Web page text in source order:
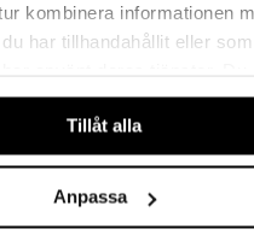
kombinera informationen
har tillhandahållit eller
användande av vår
Tillåt alla
Anpassa
BABBLARNA
11,92 14,90